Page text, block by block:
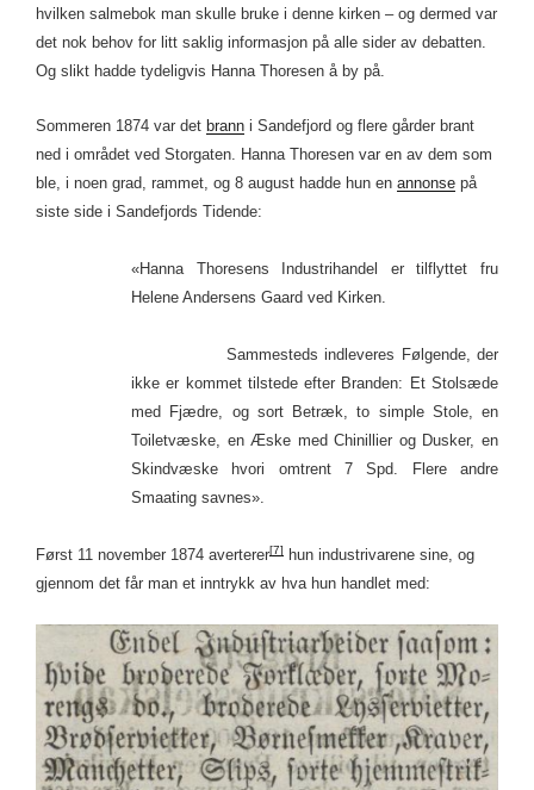
hvilken salmebok man skulle bruke i denne kirken – og dermed var
det nok behov for litt saklig informasjon på alle sider av debatten.
Og slikt hadde tydeligvis Hanna Thoresen å by på.
Sommeren 1874 var det brann i Sandefjord og flere gårder brant
ned i området ved Storgaten. Hanna Thoresen var en av dem som
ble, i noen grad, rammet, og 8 august hadde hun en annonse på
siste side i Sandefjords Tidende:
«Hanna Thoresens Industrihandel er tilflyttet fru
Helene Andersens Gaard ved Kirken.
Sammesteds indleveres Følgende, der
ikke er kommet tilstede efter Branden: Et Stolsæde
med Fjædre, og sort Betræk, to simple Stole, en
Toiletvæske, en Æske med Chinillier og Dusker, en
Skindvæske hvori omtrent 7 Spd. Flere andre
Smaating savnes».
Først 11 november 1874 averterer[7]
hun industrivarene sine, og
gjennom det får man et inntrykk av hva hun handlet med: